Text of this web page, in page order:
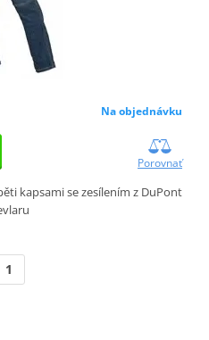
Na objednávku
Porovnať
kapsami se zesílením z DuPont
1